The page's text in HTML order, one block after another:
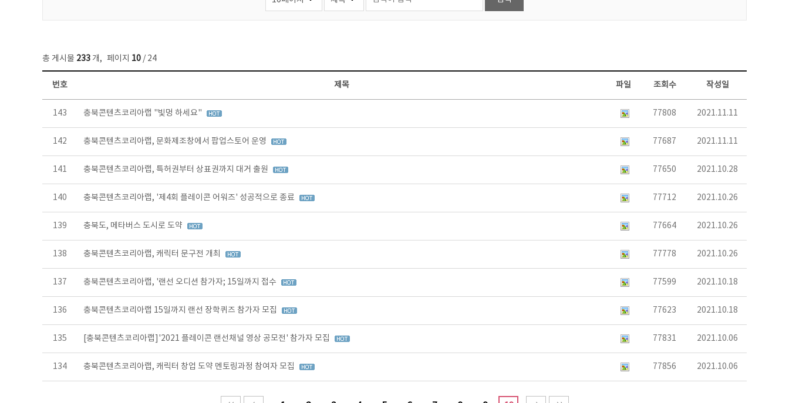
총 게시물 233 개, 페이지 10 / 24
보도자료 목록 - 번호, 제목, 작성자, 파일, 조회수, 작성일 정보 제공
번호 제목 파일 조회수 작성일
143 충북콘텐츠코리아랩 "빛멍 하세요" 77808 2021.11.11
142 충북콘텐츠코리아랩, 문화제조창에서 팝업스토어 운영 77687 2021.11.11
141 충북콘텐츠코리아랩, 특허권부터 상표권까지 대거 출원 77650 2021.10.28
140 충북콘텐츠코리아랩, '제4회 플레이콘 어워즈' 성공적으로 종료 77712 2021.10.26
139 충북도, 메타버스 도시로 도약 77664 2021.10.26
138 충북콘텐츠코리아랩, 캐릭터 문구전 개최 77778 2021.10.26
137 충북콘텐츠코리아랩, '랜선 오디션 참가자; 15일까지 접수 77599 2021.10.18
136 충북콘텐츠코리아랩 15일까지 랜선 장학퀴즈 참가자 모집 77623 2021.10.18
135 [충북콘텐츠코리아랩]'2021 플레이콘 랜선채널 영상 공모전' 참가자 모집 77831 2021.10.06
134 충북콘텐츠코리아랩, 캐릭터 창업 도약 멘토링과정 참여자 모집 77856 2021.10.06